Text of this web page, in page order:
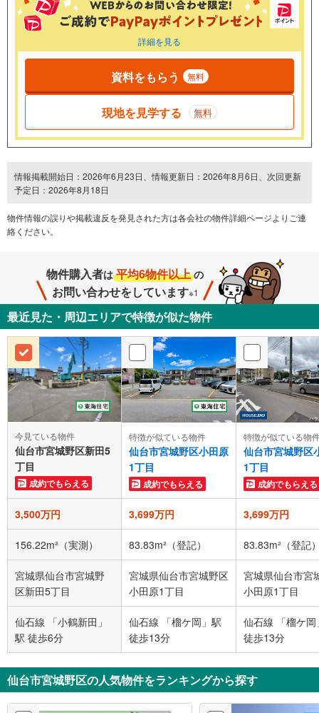
詳細を見る
資料をもらう 無料
現地を見学する 無料
情報掲載開始日：2026年6月23日、情報更新日：2026年8月6日、次回更新
予定日：2026年8月18日
物件情報の誤りや掲載違反を発⾒された方は各会社の物件詳細ページよりご連
絡ください。
物件購入者は 平均6物件以上 の
お問い合わせをしています※1
最近見た・周辺エリアで特徴が似た物件
今見ている物件
仙台市宮城野区新田5
丁目
成約でもらえる
特徴が似ている物件
仙台市宮城野区小田原
1丁目
成約でもらえる
特徴が似ている物
仙台市宮城野区
1丁目
成約でもらえる
3,500万円 3,699万円 3,699万円
156.22m²（実測） 83.83m²（登記） 83.83m²（登記
宮城県仙台市宮城野
区新田5丁目
宮城県仙台市宮城野区
小田原1丁目
宮城県仙台市宮
小田原1丁目
仙石線 「小鶴新田」
駅 徒歩6分
仙石線 「榴ケ岡」駅
徒歩13分
仙石線 「榴ケ岡
徒歩13分
仙台市宮城野区の人気物件をランキングから探す